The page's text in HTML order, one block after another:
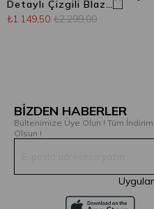
Detaylı Çizgili Blazer
Ceket Şeker Pembe
₺1.149,50 ₺2.299,00
BİZDEN HABERLER
Bültenimize Üye Olun ! Tüm
Olsun !